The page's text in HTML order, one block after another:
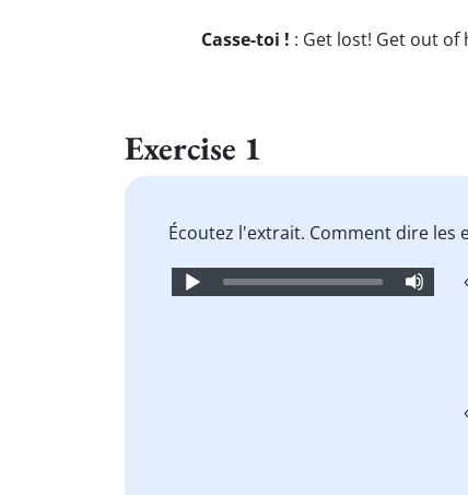
Casse-toi ! : Get lost! Get out of
Exercise 1
Écoutez l'extrait. Comment dire les
Audio